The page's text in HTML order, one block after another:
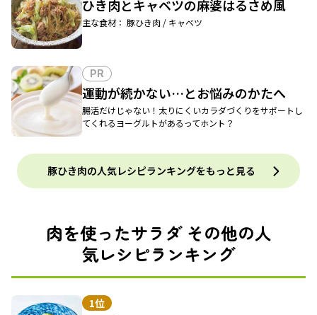
ひき肉とキャベツの麻婆はるさめ風
主な食材： 豚ひき肉 / キャベツ
PR
運動が続かない…とお悩みのかたへ
腸活だけじゃない！太りにくいカラダづくりをサポートし
てくれるヨーグルトがあるってホント？
豚ひき肉の人気レシピランキングをもっと見る
肉を使ったサラダ その他の人
気レシピランキング
1位